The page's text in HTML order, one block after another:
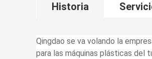
Historia
Qingdao se va volando la
para las máquinas plásticas del